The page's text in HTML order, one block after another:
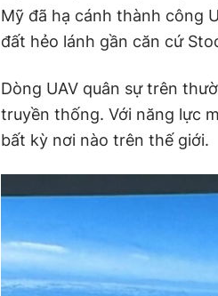
Mỹ đã hạ cánh thành công
đất hẻo lánh gần căn cứ
Dòng UAV quân sự trên
truyền thống. Với năng lực
bất kỳ nơi nào trên thế giới.